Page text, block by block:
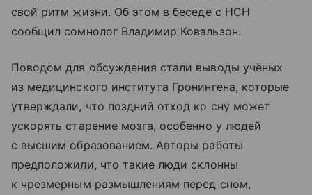
свой ритм жизни. Об этом в беседе с НСН
сообщил сомнолог Владимир Ковальзон.
Поводом для обсуждения стали выводы учёных
из медицинского института Гронингена, которые
утверждали, что поздний отход ко сну может
ускорять старение мозга, особенно у людей
с высшим образованием. Авторы работы
предположили, что такие люди склонны
к чрезмерным размышлениям перед сном,